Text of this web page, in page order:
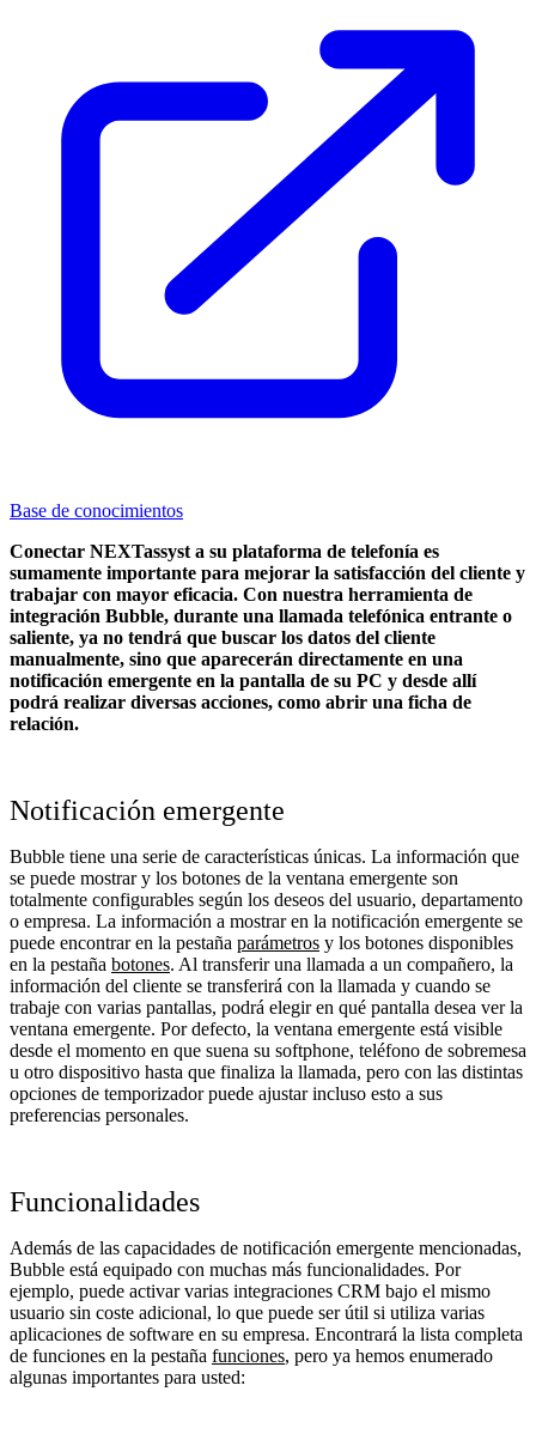
Base de conocimientos
Conectar NEXTassyst a su plataforma de telefonía es
sumamente importante para mejorar la satisfacción del cliente y
trabajar con mayor eficacia. Con nuestra herramienta de
integración Bubble, durante una llamada telefónica entrante o
saliente, ya no tendrá que buscar los datos del cliente
manualmente, sino que aparecerán directamente en una
notificación emergente en la pantalla de su PC y desde allí
podrá realizar diversas acciones, como abrir una ficha de
relación.
Notificación emergente
Bubble tiene una serie de características únicas. La información que
se puede mostrar y los botones de la ventana emergente son
totalmente configurables según los deseos del usuario, departamento
o empresa. La información a mostrar en la notificación emergente se
puede encontrar en la pestaña parámetros y los botones disponibles
en la pestaña botones. Al transferir una llamada a un compañero, la
información del cliente se transferirá con la llamada y cuando se
trabaje con varias pantallas, podrá elegir en qué pantalla desea ver la
ventana emergente. Por defecto, la ventana emergente está visible
desde el momento en que suena su softphone, teléfono de sobremesa
u otro dispositivo hasta que finaliza la llamada, pero con las distintas
opciones de temporizador puede ajustar incluso esto a sus
preferencias personales.
Funcionalidades
Además de las capacidades de notificación emergente mencionadas,
Bubble está equipado con muchas más funcionalidades. Por
ejemplo, puede activar varias integraciones CRM bajo el mismo
usuario sin coste adicional, lo que puede ser útil si utiliza varias
aplicaciones de software en su empresa. Encontrará la lista completa
de funciones en la pestaña funciones, pero ya hemos enumerado
algunas importantes para usted: